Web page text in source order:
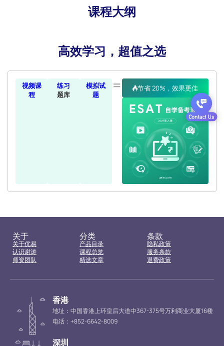
课程大纲
高效学习，超值之选
视频课
程
练习
题库
模拟试
题
= 节省 20%，效果更佳
关于
关于优易
认识谢涛
师资团队
分类
产品目录
课程总览
精选文章
条款
隐私政策
服务条款
退费政策
香港
地址：中国香港上环皇后大道中367-375号万利商业大厦16楼
电话：+852-6642-8009
深圳